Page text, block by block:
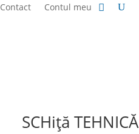
Contact Contul meu
SCHiță TEHNICĂ